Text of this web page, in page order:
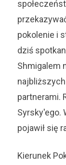
pokolenie i
dziś
Shmigalem
partnerami.
Syrsky'ego.
pojawił się
Kierunek